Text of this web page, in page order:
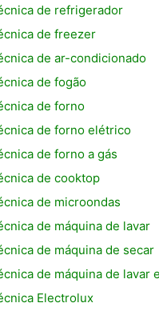
de refrigerador
de freezer
de ar-condicionado
de fogão
de forno
de forno elétrico
de forno a gás
de cooktop
de microondas
de máquina de lavar
de máquina de secar
de máquina de lavar
Electrolux